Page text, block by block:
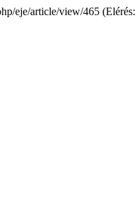
eje/article/view/465 (Elérés: